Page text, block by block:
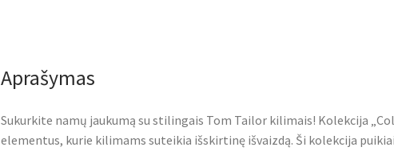
Aprašymas
Sukurkite namų jaukumą su stilingais Tom Tailor kilimais! Kolekcija
elementus, kurie kilimams suteikia išskirtinę išvaizdą. Ši kolekcija